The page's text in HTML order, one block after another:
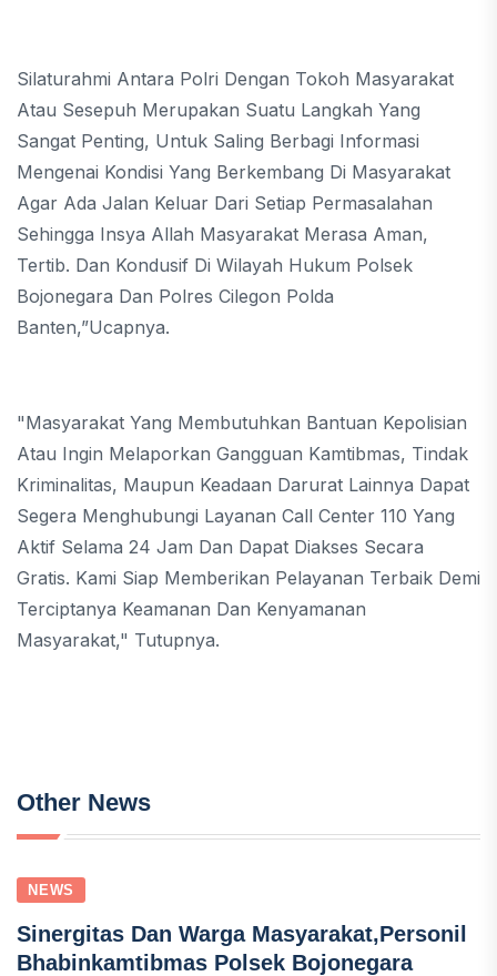
Silaturahmi Antara Polri Dengan Tokoh Masyarakat
Atau Sesepuh Merupakan Suatu Langkah Yang
Sangat Penting, Untuk Saling Berbagi Informasi
Mengenai Kondisi Yang Berkembang Di Masyarakat
Agar Ada Jalan Keluar Dari Setiap Permasalahan
Sehingga Insya Allah Masyarakat Merasa Aman,
Tertib. Dan Kondusif Di Wilayah Hukum Polsek
Bojonegara Dan Polres Cilegon Polda
Banten,”Ucapnya.
"Masyarakat Yang Membutuhkan Bantuan Kepolisian
Atau Ingin Melaporkan Gangguan Kamtibmas, Tindak
Kriminalitas, Maupun Keadaan Darurat Lainnya Dapat
Segera Menghubungi Layanan Call Center 110 Yang
Aktif Selama 24 Jam Dan Dapat Diakses Secara
Gratis. Kami Siap Memberikan Pelayanan Terbaik Demi
Terciptanya Keamanan Dan Kenyamanan
Masyarakat," Tutupnya.
Other News
NEWS
Sinergitas Dan Warga Masyarakat,Personil
Bhabinkamtibmas Polsek Bojonegara